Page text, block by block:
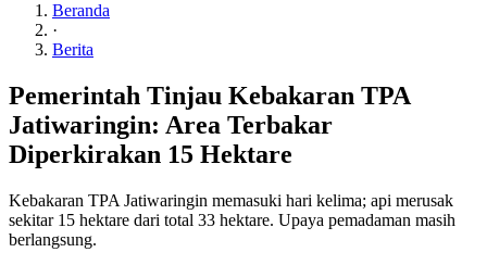
Beranda
·
Berita
Pemerintah Tinjau Kebakaran TPA
Jatiwaringin: Area Terbakar
Diperkirakan 15 Hektare
Kebakaran TPA Jatiwaringin memasuki hari kelima; api merusak
sekitar 15 hektare dari total 33 hektare. Upaya pemadaman masih
berlangsung.